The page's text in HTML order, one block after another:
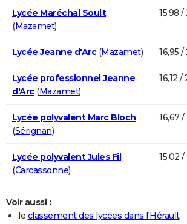
Lycée Maréchal Soult
(Mazamet)
15,98 /
Lycée Jeanne d'Arc(Mazamet) 16,95 /
Lycée professionnel Jeanne
d'Arc(Mazamet)
16,12 /
Lycée polyvalent Marc Bloch
(Sérignan)
16,67
Lycée polyvalent Jules Fil
(Carcassonne)
15,02
Voir aussi :
le classement des lycées dans l'Hérault